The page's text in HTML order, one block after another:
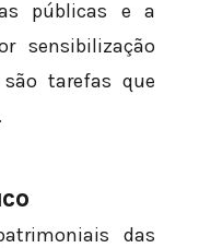
públicas e a
sensibilização
tarefas que
das